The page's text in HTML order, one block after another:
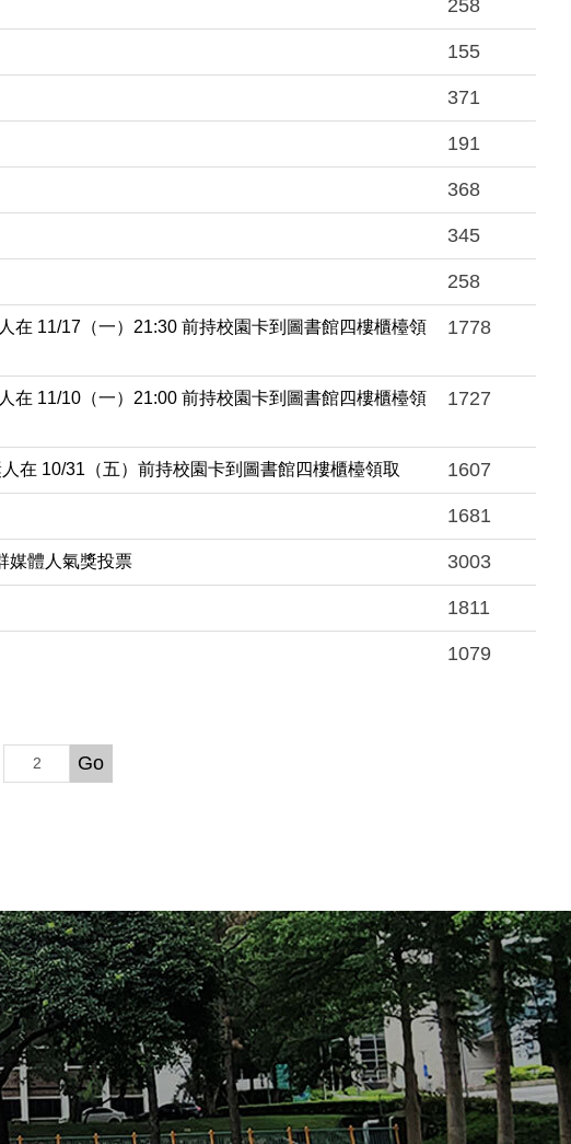
258
155
371
191
368
345
258
在 11/17（一）21:30 前持校園卡到圖書館四樓櫃檯領
1778
在 11/10（一）21:00 前持校園卡到圖書館四樓櫃檯領
1727
在 10/31（五）前持校園卡到圖書館四樓櫃檯領取 1607
1681
媒體人氣獎投票 3003
1811
1079
Go